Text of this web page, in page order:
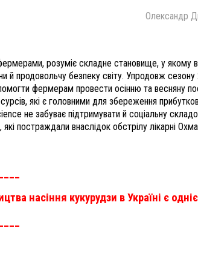
Олександр
розуміє складне становище, у якому
й продовольчу безпеку світу. Упродовж
фермерам провести осінню та весняну
які є головними для збереження
не забуває підтримувати й соціальну
постраждали внаслідок обстрілу лікарні
насіння кукурудзи в Україні є